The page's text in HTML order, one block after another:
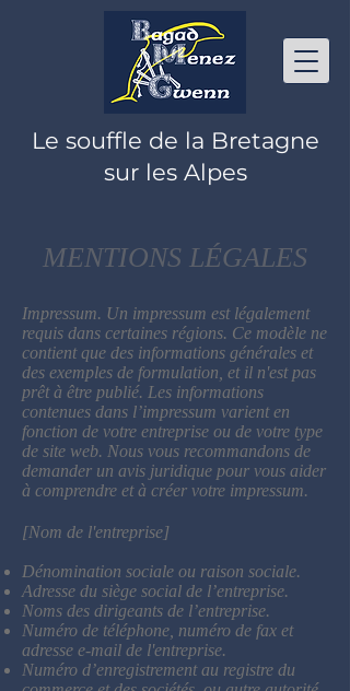
Le souffle de la Bretagne
sur les Alpes
MENTIONS LÉGALES
Impressum. Un impressum est légalement
requis dans certaines régions. Ce modèle ne
contient que des informations générales et
des exemples de formulation, et il n'est pas
prêt à être publié. Les informations
contenues dans l’impressum varient en
fonction de votre entreprise ou de votre type
de site web. Nous vous recommandons de
demander un avis juridique pour vous aider
à comprendre et à créer votre impressum.
[Nom de l'entreprise]
Dénomination sociale ou raison sociale.
Adresse du siège social de l’entreprise.
Noms des dirigeants de l’entreprise.
Numéro de téléphone, numéro de fax et
adresse e-mail de l'entreprise.
Numéro d’enregistrement au registre du